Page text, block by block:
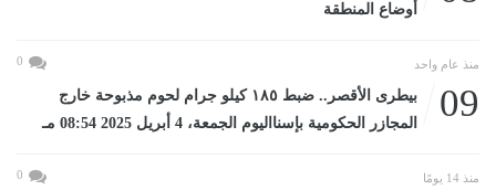
أوضاع المنطقة
منذ عام واحد 0
09
بيطرى الأقصر.. ضبط ١٨٥ كيلو جرام لحوم مذبوحة خارج
المجازر الحكومية بإسنااليوم الجمعة، 4 أبريل 2025 08:54 مـ
منذ 14 يومًا 0